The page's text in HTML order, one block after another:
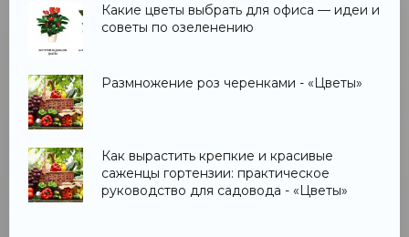
Какие цветы выбрать для офиса — идеи и
советы по озеленению
Размножение роз черенками - «Цветы»
Как вырастить крепкие и красивые
саженцы гортензии: практическое
руководство для садовода - «Цветы»